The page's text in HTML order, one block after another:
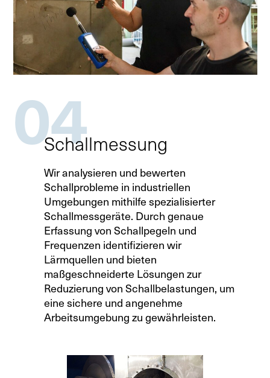
04
Schallmessung
Wir analysieren und bewerten
Schallprobleme in industriellen
Umgebungen mithilfe spezialisierter
Schallmessgeräte. Durch genaue
Erfassung von Schallpegeln und
Frequenzen identifizieren wir
Lärmquellen und bieten
maßgeschneiderte Lösungen zur
Reduzierung von Schallbelastungen, um
eine sichere und angenehme
Arbeitsumgebung zu gewährleisten.